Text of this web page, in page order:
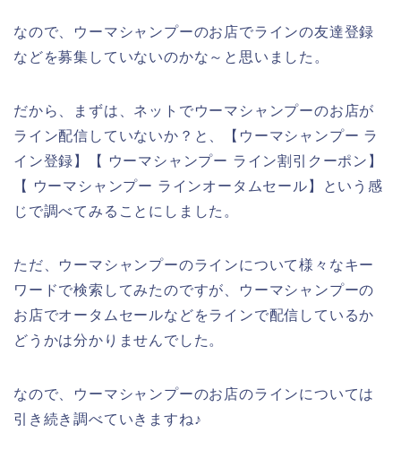
なので、ウーマシャンプーのお店でラインの友達登録
などを募集していないのかな～と思いました。
だから、まずは、ネットでウーマシャンプーのお店が
ライン配信していないか？と、【ウーマシャンプー ラ
イン登録】【 ウーマシャンプー ライン割引クーポン】
【 ウーマシャンプー ラインオータムセール】という感
じで調べてみることにしました。
ただ、ウーマシャンプーのラインについて様々なキー
ワードで検索してみたのですが、ウーマシャンプーの
お店でオータムセールなどをラインで配信しているか
どうかは分かりませんでした。
なので、ウーマシャンプーのお店のラインについては
引き続き調べていきますね♪